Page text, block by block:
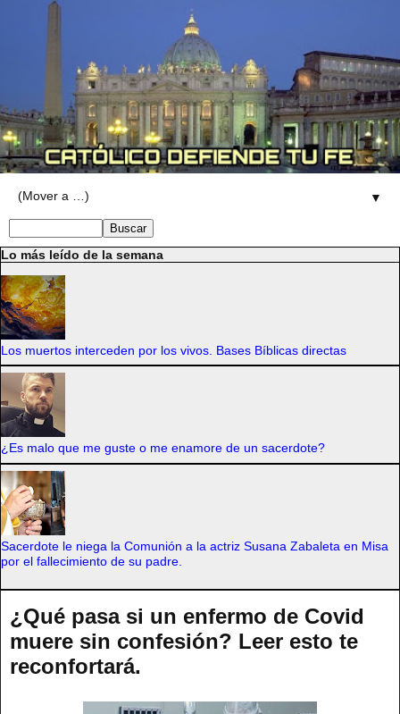
▼
Lo más leído de la semana
Los muertos interceden por los vivos. Bases Bíblicas directas
¿Es malo que me guste o me enamore de un sacerdote?
Sacerdote le niega la Comunión a la actriz Susana Zabaleta en Misa
por el fallecimiento de su padre.
¿Qué pasa si un enfermo de Covid
muere sin confesión? Leer esto te
reconfortará.